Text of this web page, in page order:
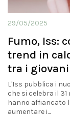
29/05/2025
Fumo, Iss:
trend in
tra i giovani
L'Iss pubblica i
che si celebra il
hanno affiancato
aumentare i...